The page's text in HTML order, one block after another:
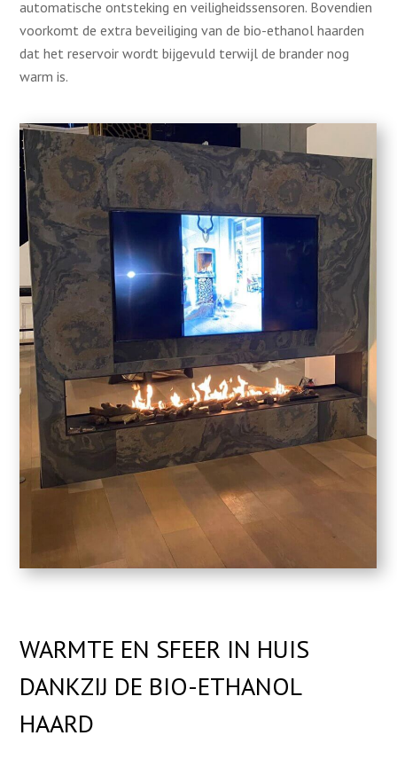
automatische ontsteking en veiligheidssensoren. Bovendien
voorkomt de extra beveiliging van de bio-ethanol haarden
dat het reservoir wordt bijgevuld terwijl de brander nog
warm is.
WARMTE EN SFEER IN HUIS
DANKZIJ DE BIO-ETHANOL
HAARD